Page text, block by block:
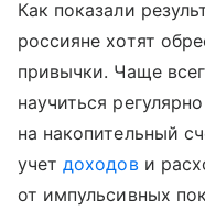
Как показали
россияне хотят
привычки. Чаще
научиться
на накопительный
учетдоходови
от импульсивных